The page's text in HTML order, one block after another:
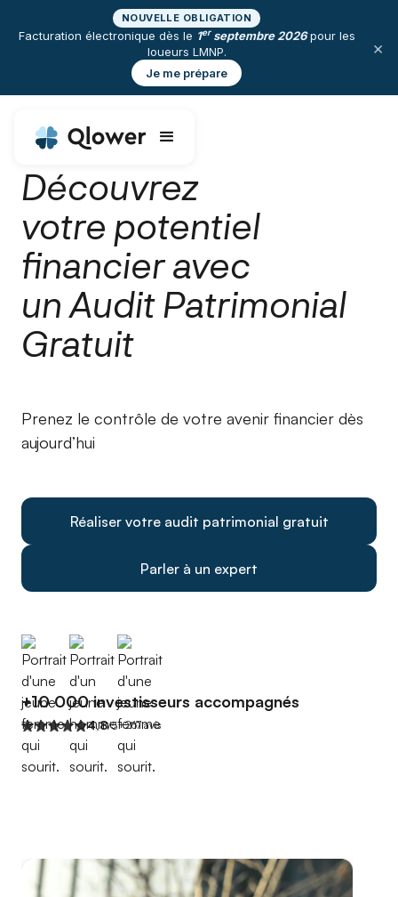
NOUVELLE OBLIGATION
Facturation électronique dès le 1erseptembre 2026pour les
loueurs LMNP.
Je me prépare
×
Découvrez
votre potentiel
financier avec
un Audit Patrimonial
Gratuit
Prenez le contrôle de votre avenir financier dès
aujourd’hui
Réaliser votre audit patrimonial gratuit
Parler à un expert
+10 000 investisseurs accompagnés
4,8/5+267 avis